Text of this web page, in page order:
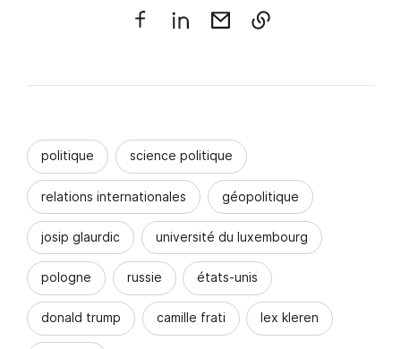
politique science politique
relations internationales géopolitique
josip glaurdic université du luxembourg
pologne russie états-unis
donald trump camille frati lex kleren